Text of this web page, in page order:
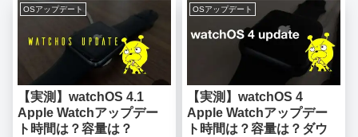
OSアップデート
【実測】watchOS 4.1
Apple Watchアップデー
ト時間は？容量は？
OSアップデート
【実測】watchOS 4
Apple Watchアップデー
ト時間は？容量は？ダウ